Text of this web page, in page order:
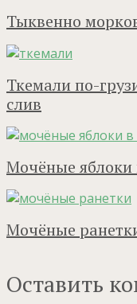
Тыквенно
Ткемали по-
слив
Мочёные яблоки
Мочёные
Оставить